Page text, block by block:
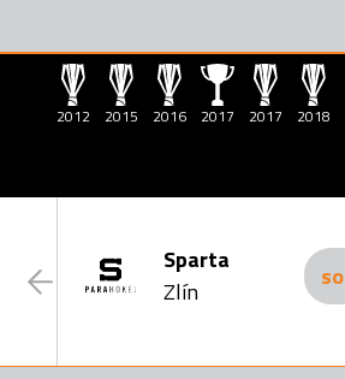
2012 2015 2016 2017 2017 2018
Sparta
Zlín
so